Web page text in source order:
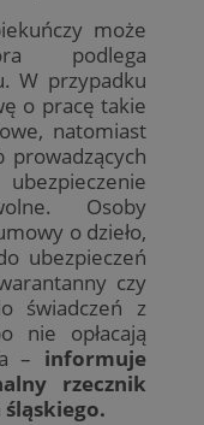
może
podlega
W przypadku
o pracę takie
natomiast
prowadzących
Osoby
o dzieło,
ubezpieczeń
czy
świadczeń z
nie opłacają
– informuje
rzecznik